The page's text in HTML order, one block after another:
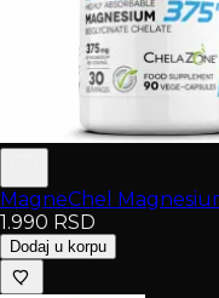
MagneChel
1.990 RSD
Dodaj u korpu